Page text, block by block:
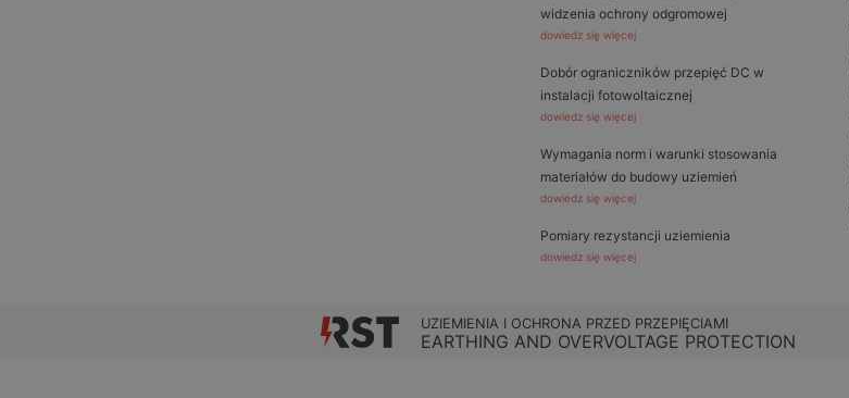
widzenia ochrony odgromowej
dowiedz się więcej
Dobór ograniczników przepięć DC w
instalacji fotowoltaicznej
dowiedz się więcej
Wymagania norm i warunki stosowania
materiałów do budowy uziemień
dowiedz się więcej
Pomiary rezystancji uziemienia
dowiedz się więcej
UZIEMIENIA I OCHRONA PRZED PRZEPIĘCIAMI
EARTHING AND OVERVOLTAGE PROTECTION